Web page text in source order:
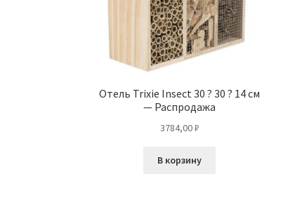
Отель Trixie Insect 30 ? 30 ? 14 см
— Распродажа
3784,00₽
В корзину